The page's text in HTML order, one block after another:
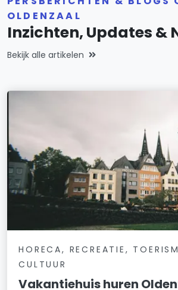
OLDENZAAL
Inzichten, Updates &
Bekijk alle artikelen
HORECA, RECREATIE,
CULTUUR
Vakantiehuis huren